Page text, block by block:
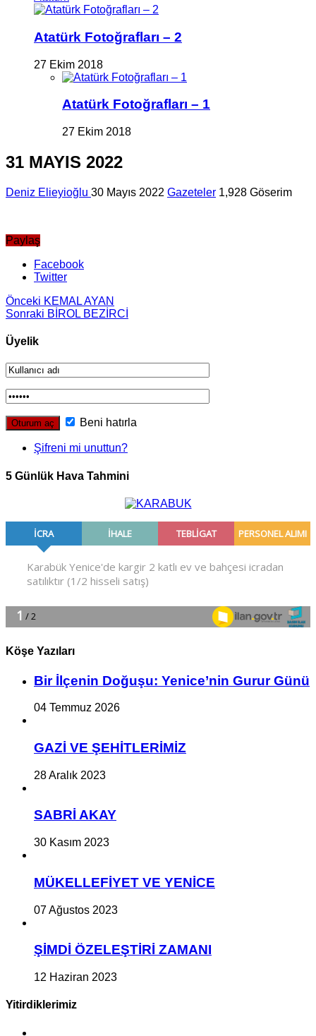
Atatürk Fotoğrafları – 2
27 Ekim 2018
Atatürk Fotoğrafları – 1
27 Ekim 2018
31 MAYIS 2022
Deniz Elieyioğlu 30 Mayıs 2022 Gazeteler 1,928 Göserim
Paylaş
Facebook
Twitter
Önceki KEMAL AYAN
Sonraki BİROL BEZİRCİ
Üyelik
Beni hatırla
Şifreni mi unuttun?
5 Günlük Hava Tahmini
Köşe Yazıları
Bir İlçe­nin Do­ğu­şu: Ye­ni­ce’nin Gurur Günü
04 Temmuz 2026
GAZİ VE ŞEHİTLERİMİZ
28 Aralık 2023
SABRİ AKAY
30 Kasım 2023
MÜKELLEFİYET VE YENİCE
07 Ağustos 2023
ŞİMDİ ÖZELEŞTİRİ ZAMANI
12 Haziran 2023
Yitirdiklerimiz